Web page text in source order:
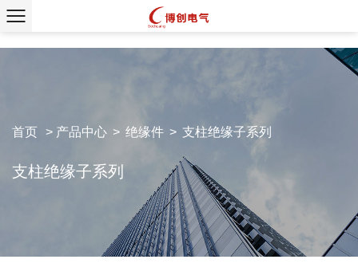
首页 > 产品中心 > 绝缘件 > 支柱绝缘子系列
支柱绝缘子系列